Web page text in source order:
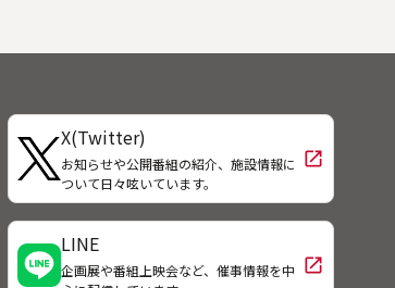
化スーツ・Ｇ３の開発が行われてい
いた。その頃、水泳選手の葦原涼と
記憶喪失の青年・津上翔一の体に異
変が起きる。異形の生物に遭遇した
誠・Ｇ３は苦戦。そこに光とともに
謎の戦士が現れる。
X(Twitter)
お知らせや公開番組の紹介、施設情報に
ついて日々呟いています。
open_in_new
LINE
企画展や番組上映会など、催事情報を中 open_in_new